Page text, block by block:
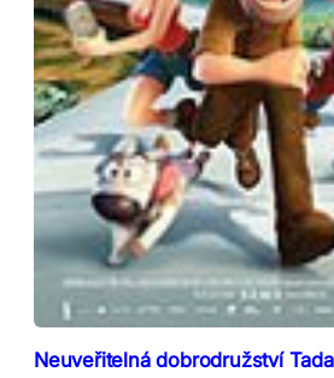
Neuveřitelná dobrodružství